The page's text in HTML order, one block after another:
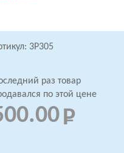
3P305
раз товар
по этой цене